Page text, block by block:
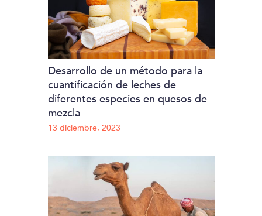
Desarrollo de un método para la
cuantificación de leches de
diferentes especies en quesos de
mezcla
13 diciembre, 2023